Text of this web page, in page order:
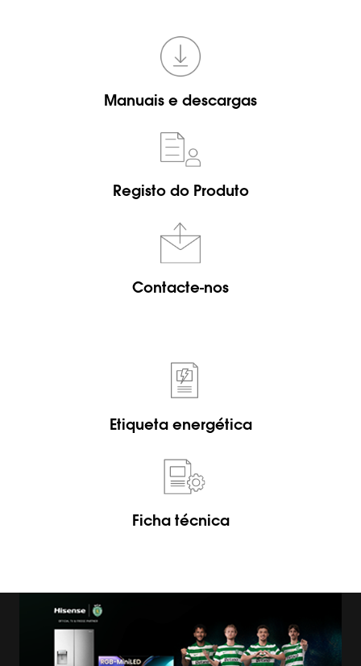
Manuais e descargas
Registo do Produto
Contacte-nos
Etiqueta energética
Ficha técnica